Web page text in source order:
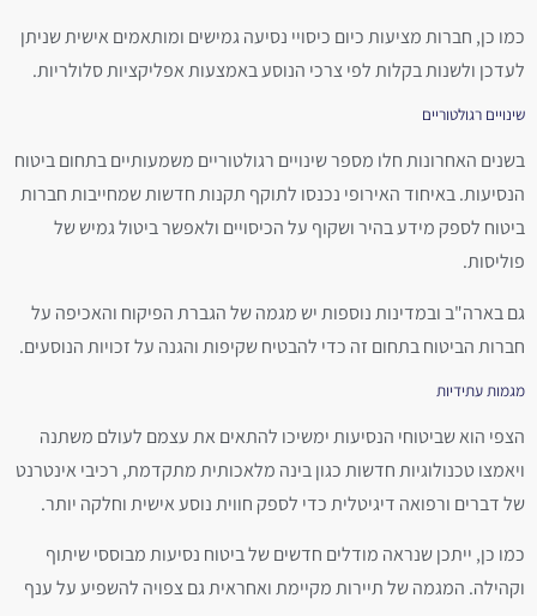
כמו כן, חברות מציעות כיום כיסויי נסיעה גמישים ומותאמים אישית שניתן
לעדכן ולשנות בקלות לפי צרכי הנוסע באמצעות אפליקציות סלולריות.
שינויים רגולטוריים
בשנים האחרונות חלו מספר שינויים רגולטוריים משמעותיים בתחום ביטוח
הנסיעות. באיחוד האירופי נכנסו לתוקף תקנות חדשות שמחייבות חברות
ביטוח לספק מידע בהיר ושקוף על הכיסויים ולאפשר ביטול גמיש של
פוליסות.
גם בארה"ב ובמדינות נוספות יש מגמה של הגברת הפיקוח והאכיפה על
חברות הביטוח בתחום זה כדי להבטיח שקיפות והגנה על זכויות הנוסעים.
מגמות עתידיות
הצפי הוא שביטוחי הנסיעות ימשיכו להתאים את עצמם לעולם משתנה
ויאמצו טכנולוגיות חדשות כגון בינה מלאכותית מתקדמת, רכיבי אינטרנט
של דברים ורפואה דיגיטלית כדי לספק חווית נוסע אישית וחלקה יותר.
כמו כן, ייתכן שנראה מודלים חדשים של ביטוח נסיעות מבוססי שיתוף
וקהילה. המגמה של תיירות מקיימת ואחראית גם צפויה להשפיע על ענף